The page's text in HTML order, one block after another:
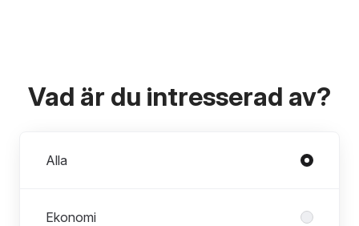
Vad är du intresserad av?
Alla
Ekonomi